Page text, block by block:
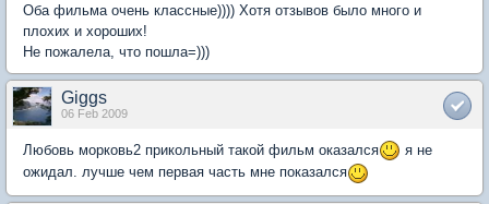
Оба фильма очень классные)))) Хотя отзывов было много и
плохих и хороших!
Не пожалела, что пошла=)))
Giggs
06 Feb 2009
Любовь морковь2 прикольный такой фильм оказался
я не
ожидал. лучше чем первая часть мне показался